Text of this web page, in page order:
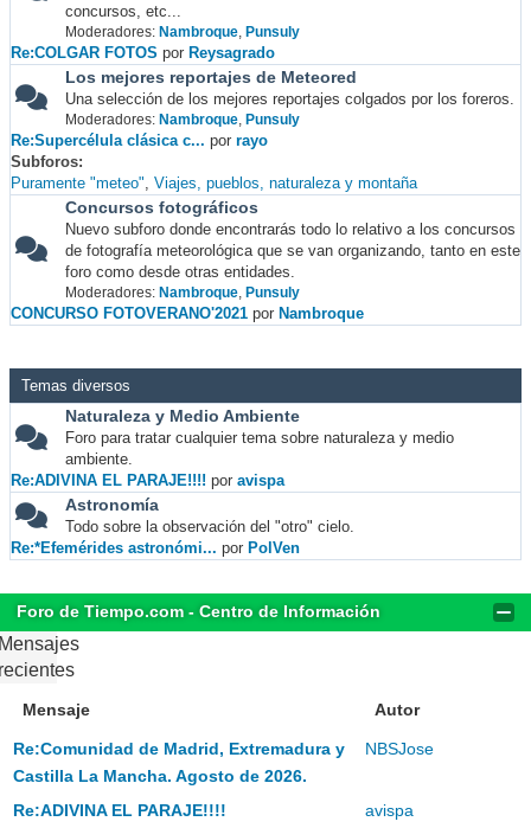
concursos, etc...
Moderadores: Nambroque, Punsuly
Re:COLGAR FOTOS por Reysagrado
Los mejores reportajes de Meteored
Una selección de los mejores reportajes colgados por los foreros.
Moderadores: Nambroque, Punsuly
Re:Supercélula clásica c... por rayo
Subforos
Puramente "meteo" Viajes, pueblos, naturaleza y montaña
Concursos fotográficos
Nuevo subforo donde encontrarás todo lo relativo a los concursos
de fotografía meteorológica que se van organizando, tanto en este
foro como desde otras entidades.
Moderadores: Nambroque, Punsuly
CONCURSO FOTOVERANO'2021 por Nambroque
Temas diversos
Naturaleza y Medio Ambiente
Foro para tratar cualquier tema sobre naturaleza y medio
ambiente.
Re:ADIVINA EL PARAJE!!!! por avispa
Astronomía
Todo sobre la observación del "otro" cielo.
Re:*Efemérides astronómi... por PolVen
Foro de Tiempo.com - Centro de Información
Mensaje Autor
Re:Comunidad de Madrid, Extremadura y
Castilla La Mancha. Agosto de 2026.
NBSJose
Re:ADIVINA EL PARAJE!!!! avispa